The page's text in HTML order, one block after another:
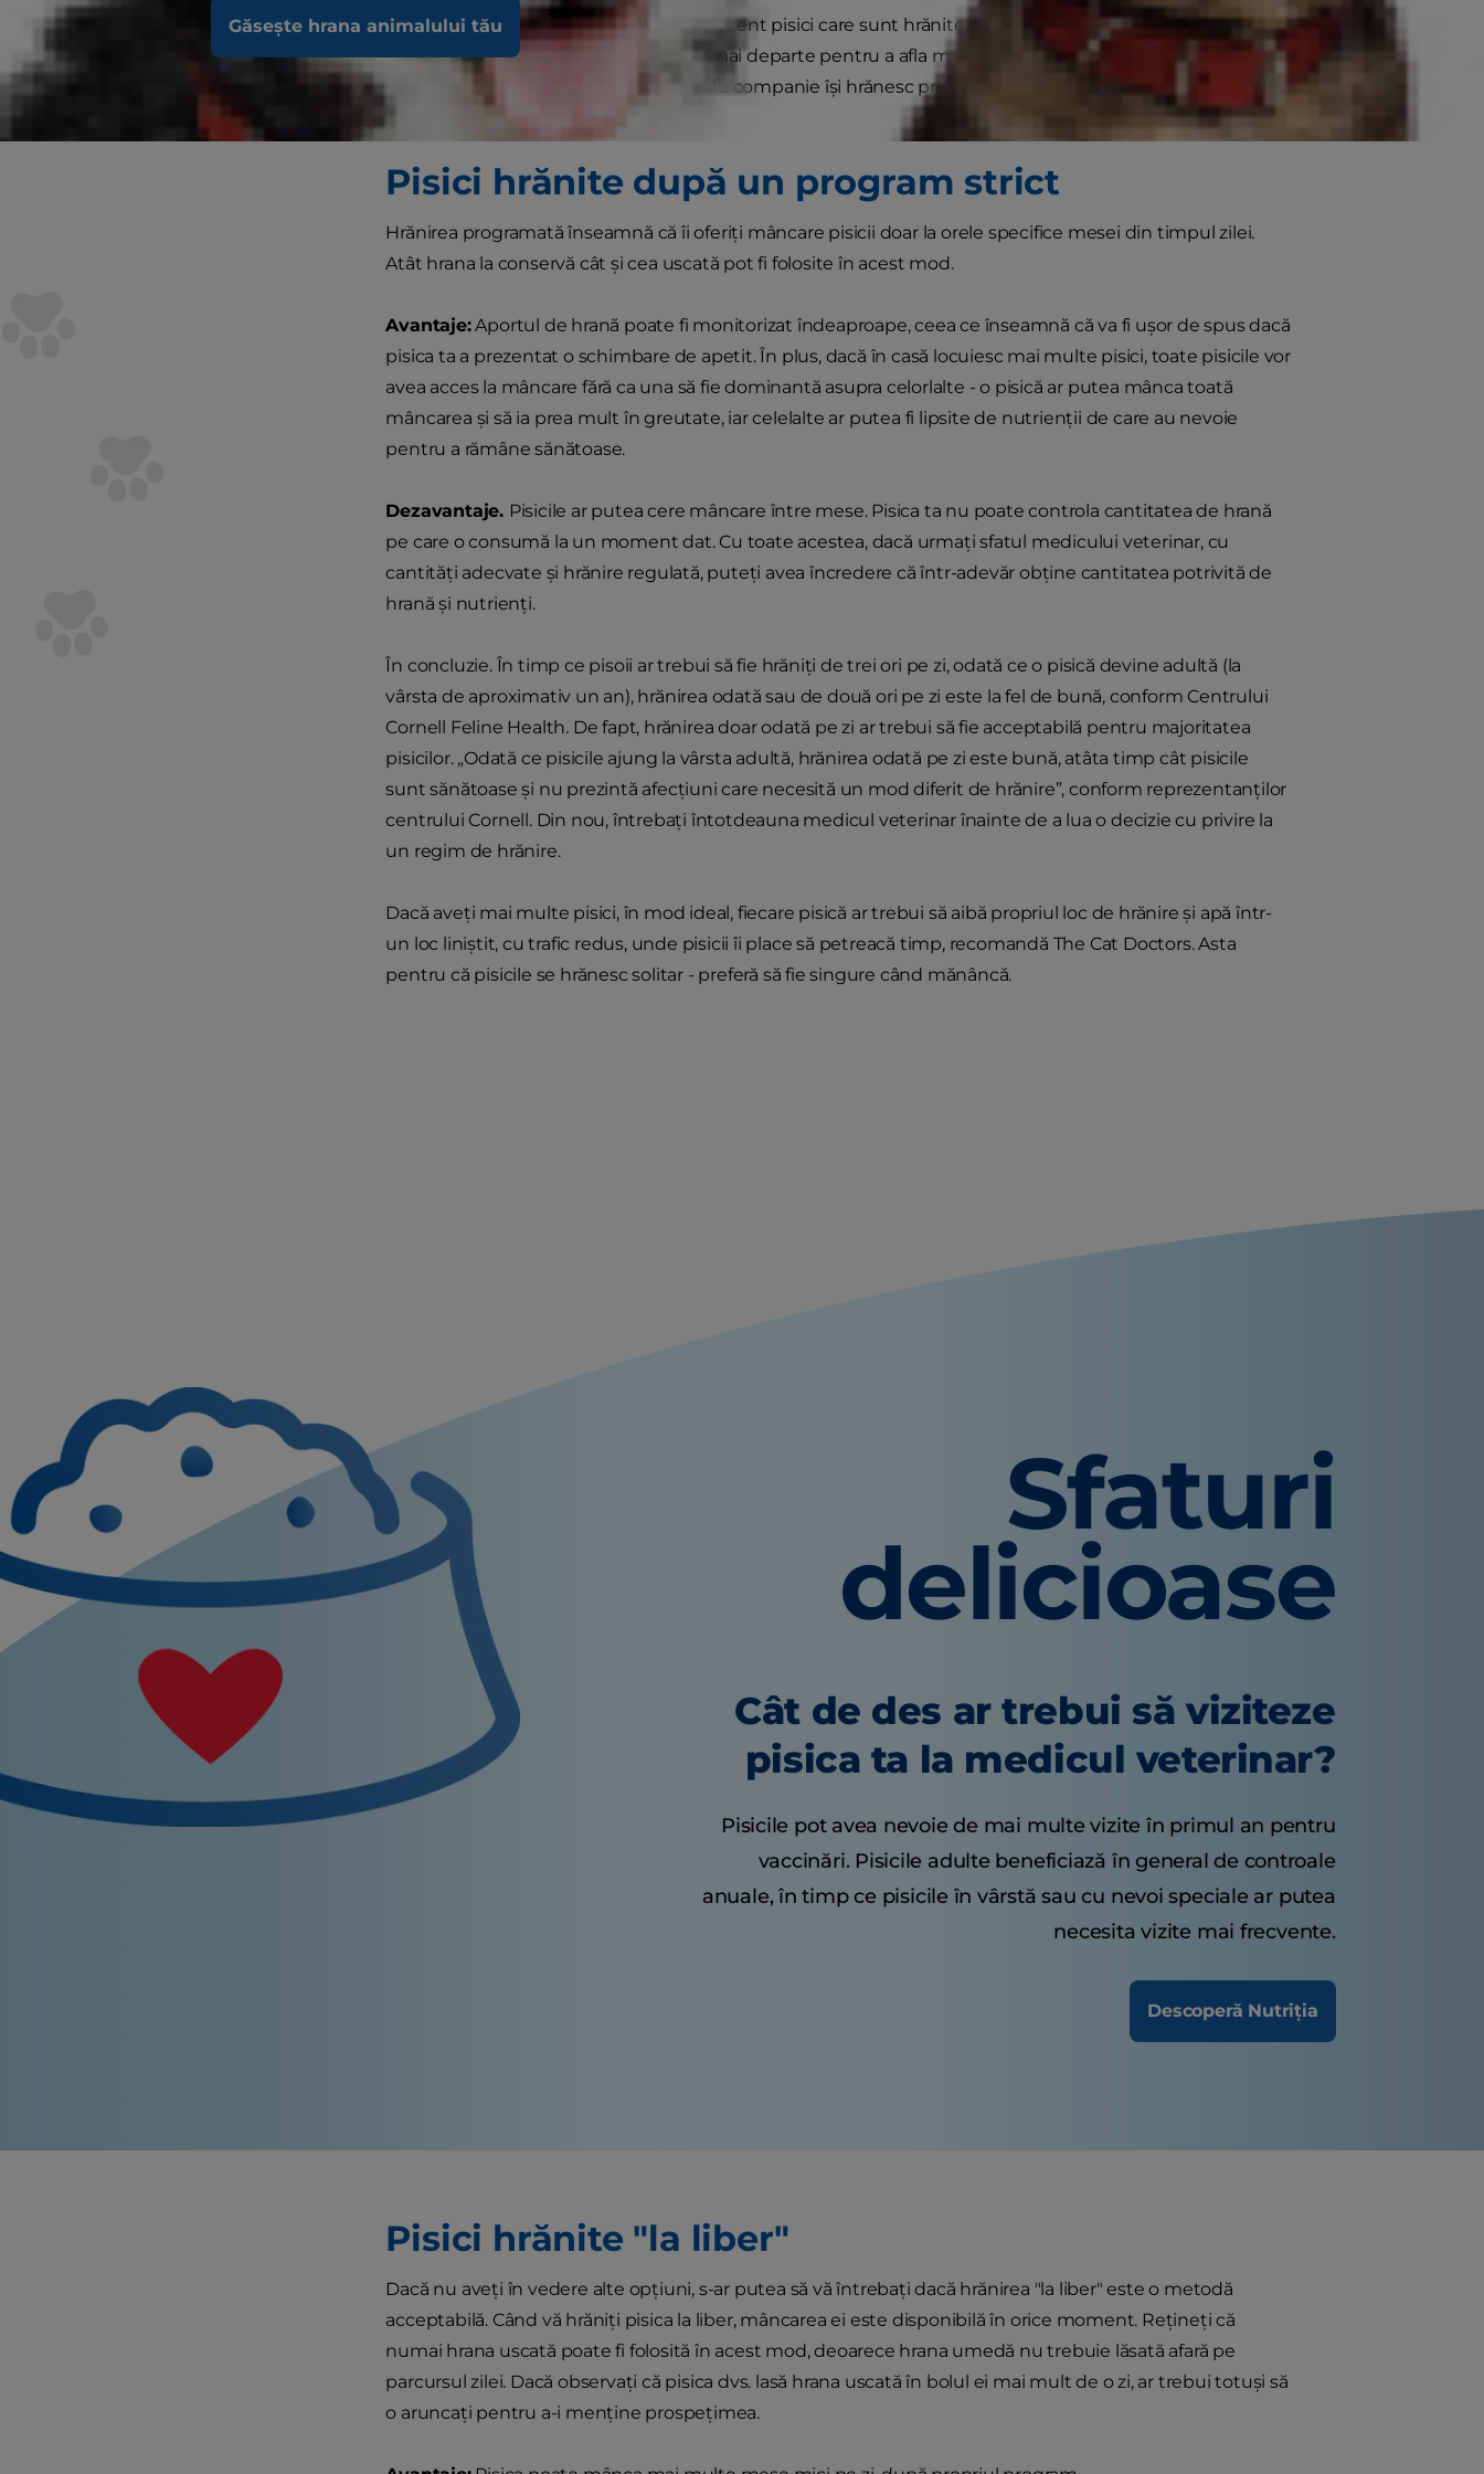
Găsește hrana animalului tăuCum vă hrăniţi acum pisica? Aveţi în prezent pisici care sunt hrănite „la liber”? Stabiliţi ore de masă stricte
sau combinaţi ambele variante? Citiţi mai departe pentru a afla mai multe despre cele trei moduri
diferite în care proprietarii animalelor de companie îşi hrănesc prietenii felini, împreună cu avantajele şi
Pisici hrănite după un program strict
Hrănirea programată înseamnă că îi oferiţi mâncare pisicii doar la orele specifice mesei din timpul zilei.
Atât hrana la conservă cât și cea uscată pot fi folosite în acest mod.
Avantaje:Aportul de hrană poate fi monitorizat îndeaproape, ceea ce înseamnă că va fi uşor de spus dacă
pisica ta a prezentat o schimbare de apetit. În plus, dacă în casă locuiesc mai multe pisici, toate pisicile vor
avea acces la mâncare fără ca una să fie dominantă asupra celorlalte - o pisică ar putea mânca toată
mâncarea şi să ia prea mult în greutate, iar celelalte ar putea fi lipsite de nutrienţii de care au nevoie
pentru a rămâne sănătoase.
Dezavantaje. Pisicile ar putea cere mâncare între mese. Pisica ta nu poate controla cantitatea de hrană
pe care o consumă la un moment dat. Cu toate acestea, dacă urmaţi sfatul medicului veterinar, cu
cantităţi adecvate şi hrănire regulată, puteţi avea încredere că într-adevăr obţine cantitatea potrivită de
hrană şi nutrienţi.
În concluzie. În timp ce pisoii ar trebui să fie hrăniţi de trei ori pe zi, odată ce o pisică devine adultă (la
vârsta de aproximativ un an), hrănirea odată sau de două ori pe zi este la fel de bună, conform Centrului
Cornell Feline Health. De fapt, hrănirea doar odată pe zi ar trebui să fie acceptabilă pentru majoritatea
pisicilor. „Odată ce pisicile ajung la vârsta adultă, hrănirea odată pe zi este bună, atâta timp cât pisicile
sunt sănătoase şi nu prezintă afecțiuni care necesită un mod diferit de hrănire”, conform reprezentanților
centrului Cornell. Din nou, întrebaţi întotdeauna medicul veterinar înainte de a lua o decizie cu privire la
un regim de hrănire.
Dacă aveţi mai multe pisici, în mod ideal, fiecare pisică ar trebui să aibă propriul loc de hrănire şi apă într-
un loc liniştit, cu trafic redus, unde pisicii îi place să petreacă timp, recomandă The Cat Doctors. Asta
pentru că pisicile se hrănesc solitar - preferă să fie singure când mănâncă.
Sfaturi
delicioase
Cât de des ar trebui să viziteze
pisica ta la medicul veterinar?
Pisicile pot avea nevoie de mai multe vizite în primul an pentru
vaccinări. Pisicile adulte beneficiază în general de controale
anuale, în timp ce pisicile în vârstă sau cu nevoi speciale ar putea
necesita vizite mai frecvente.
Descoperă Nutriția
Pisici hrănite "la liber"
Dacă nu aveţi în vedere alte opţiuni, s-ar putea să vă întrebaţi dacă hrănirea "la liber" este o metodă
acceptabilă. Când vă hrăniţi pisica la liber, mâncarea ei este disponibilă în orice moment. Reţineţi că
numai hrana uscată poate fi folosită în acest mod, deoarece hrana umedă nu trebuie lăsată afară pe
parcursul zilei. Dacă observaţi că pisica dvs. lasă hrana uscată în bolul ei mai mult de o zi, ar trebui totuşi să
o aruncaţi pentru a-i menţine prospeţimea.